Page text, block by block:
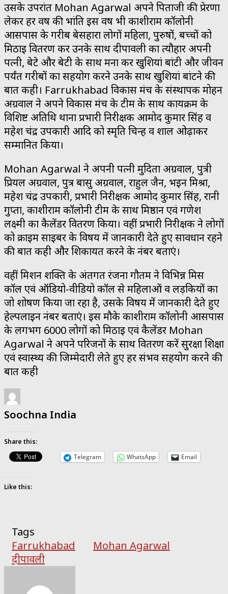
उसके उपरांत Mohan Agarwal अपने पिताजी की प्रेरणा
लेकर हर वर्ष की भांति इस वर्ष भी काशीराम कॉलोनी
आसपास के गरीब बेसहारा लोगों महिला, पुरुषों, बच्चों को
मिठाई वितरण कर उनके साथ दीपावली का त्यौहार अपनी
पत्नी, बेटे और बेटी के साथ मना कर खुशियां बांटी और जीवन
पर्यंत गरीबों का सहयोग करने उनके साथ खुशियां बांटने की
बात कही। Farrukhabad विकास मंच के संस्थापक मोहन
अग्रवाल ने अपने विकास मंच के टीम के साथ कार्यक्रम के
विशिष्ट अतिथि थाना प्रभारी निरीक्षक आमोद कुमार सिंह व
महेश चंद्र उपकारी आदि को स्मृति चिन्ह व शाल ओढ़ाकर
सम्मानित किया।
Mohan Agarwal ने अपनी पत्नी मुदिता अग्रवाल, पुत्री
प्रियल अग्रवाल, पुत्र बासु अग्रवाल, राहुल जैन, भईन मिश्रा,
महेश चंद्र उपकारी, प्रभारी निरीक्षक आमोद कुमार सिंह, रानी
गुप्ता, काशीराम कॉलोनी टीम के साथ मिष्ठान एवं गणेश
लक्ष्मी का कैलेंडर वितरण किया। वहीं प्रभारी निरीक्षक ने लोगों
को क्राइम साइबर के विषय में जानकारी देते हुए सावधान रहने
की बात कही और शिकायत करने के नंबर बताएं।
वहीं मिशन शक्ति के अंतर्गत रंजना गौतम ने विभिन्न मिस
कॉल एवं ऑडियो-वीडियो कॉल से महिलाओं व लड़कियों का
जो शोषण किया जा रहा है, उसके विषय में जानकारी देते हुए
हेल्पलाइन नंबर बताएं। इस मौके काशीराम कॉलोनी आसपास
के लगभग 6000 लोगों को मिठाई एवं कैलेंडर Mohan
Agarwal ने अपने परिजनों के साथ वितरण करें सुरक्षा शिक्षा
एवं स्वास्थ्य की जिम्मेदारी लेते हुए हर संभव सहयोग करने की
बात कही
Soochna India
Share this:
Telegram
WhatsApp Email
Like this:
Tags
Farrukhabad
Mohan Agarwal
दीपावली